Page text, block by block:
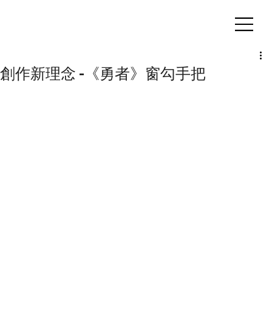
客製化鋁擠型｜氣密窗
創作新理念 -《勇者》窗勾手把